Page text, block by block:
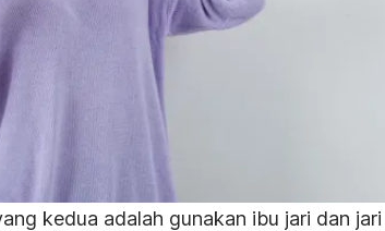
kedua adalah gunakan ibu jari dan